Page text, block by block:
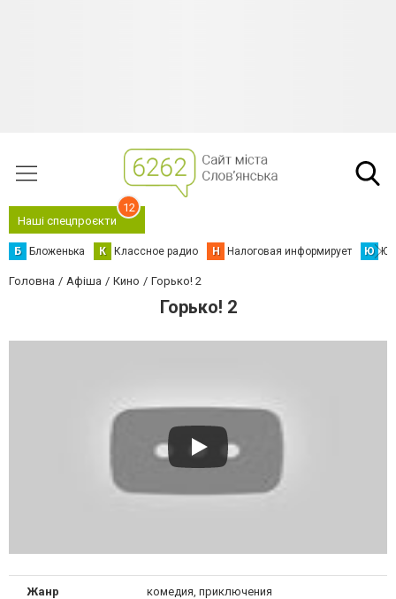
Наші спецпроєкти
12
Б Бложенька К Классное радио Н Налоговая информирует Ю
Головна Афіша Кино Горько! 2
Горько! 2
Жанр комедия, приключения